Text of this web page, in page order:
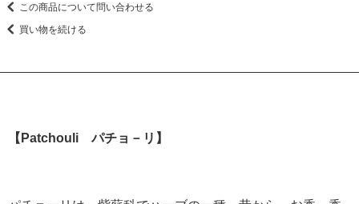
この商品について問い合わせる
買い物を続ける
【Patchouli パチョ－リ】